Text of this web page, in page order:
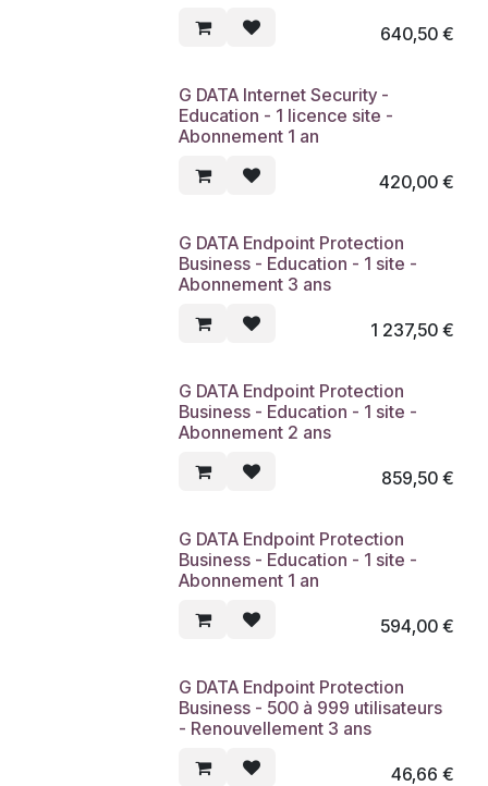
640,50€
G DATA Internet Security -
Education - 1 licence site -
Abonnement 1 an
420,00€
G DATA Endpoint Protection
Business - Education - 1 site -
Abonnement 3 ans
1 237,50€
G DATA Endpoint Protection
Business - Education - 1 site -
Abonnement 2 ans
859,50€
G DATA Endpoint Protection
Business - Education - 1 site -
Abonnement 1 an
594,00€
G DATA Endpoint Protection
Business - 500 à 999 utilisateurs
- Renouvellement 3 ans
46,66 €